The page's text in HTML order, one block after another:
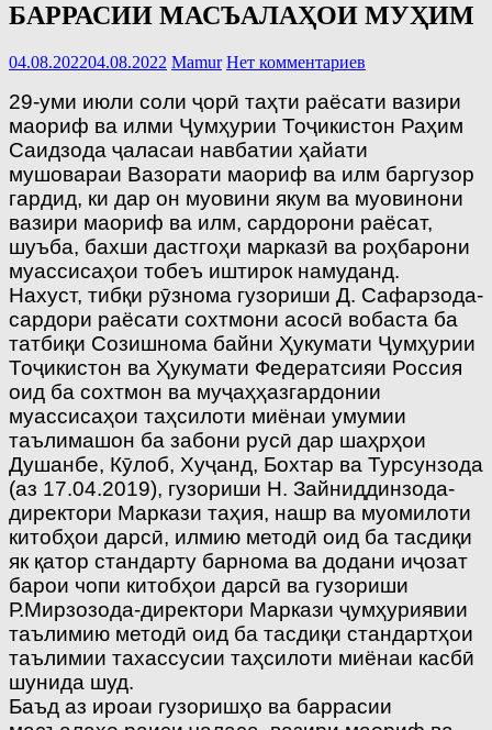
БАРРАСИИ МАСЪАЛАҲОИ МУҲИМ
04.08.202204.08.2022 Mamur Нет комментариев
29-уми июли соли ҷорӣ таҳти раёсати вазири
маориф ва илми Ҷумҳурии Тоҷикистон Раҳим
Саидзода ҷаласаи навбатии ҳайати
мушовараи Вазорати маориф ва илм баргузор
гардид, ки дар он муовини якум ва муовинони
вазири маориф ва илм, сардорони раёсат,
шуъба, бахши дастгоҳи марказӣ ва роҳбарони
муассисаҳои тобеъ иштирок намуданд.
Нахуст, тибқи рӯзнома гузориши Д. Сафарзода-
сардори раёсати сохтмони асосӣ вобаста ба
татбиқи Созишнома байни Ҳукумати Ҷумҳурии
Тоҷикистон ва Ҳукумати Федератсияи Россия
оид ба сохтмон ва муҷаҳҳазгардонии
муассисаҳои таҳсилоти миёнаи умумии
таълимашон ба забони русӣ дар шаҳрҳои
Душанбе, Кӯлоб, Хуҷанд, Бохтар ва Турсунзода
(аз 17.04.2019), гузориши Н. Зайниддинзода-
директори Маркази таҳия, нашр ва муомилоти
китобҳои дарсӣ, илмию методӣ оид ба тасдиқи
як қатор стандарту барнома ва додани иҷозат
барои чопи китобҳои дарсӣ ва гузориши
Р.Мирзозода-директори Маркази ҷумҳуриявии
таълимию методӣ оид ба тасдиқи стандартҳои
таълимии тахассусии таҳсилоти миёнаи касбӣ
шунида шуд.
Баъд аз ироаи гузоришҳо ва баррасии